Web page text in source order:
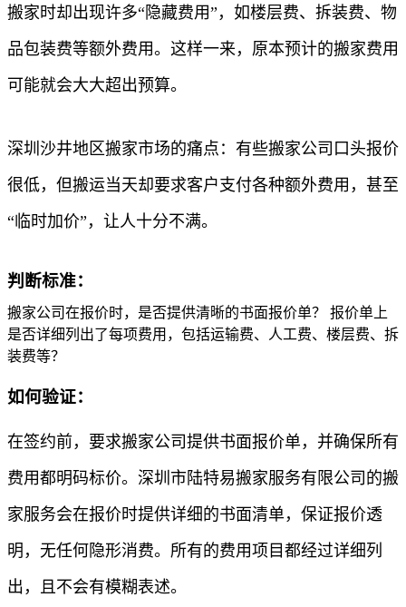
搬家时却出现许多“隐藏费用”，如楼层费、拆装费、物
品包装费等额外费用。这样一来，原本预计的搬家费用
可能就会大大超出预算。
深圳沙井地区搬家市场的痛点：有些搬家公司口头报价
很低，但搬运当天却要求客户支付各种额外费用，甚至
“临时加价”，让人十分不满。
判断标准：
搬家公司在报价时，是否提供清晰的书面报价单？ 报价单上
是否详细列出了每项费用，包括运输费、人工费、楼层费、拆
装费等？
如何验证：
在签约前，要求搬家公司提供书面报价单，并确保所有
费用都明码标价。深圳市陆特易搬家服务有限公司的搬
家服务会在报价时提供详细的书面清单，保证报价透
明，无任何隐形消费。所有的费用项目都经过详细列
出，且不会有模糊表述。